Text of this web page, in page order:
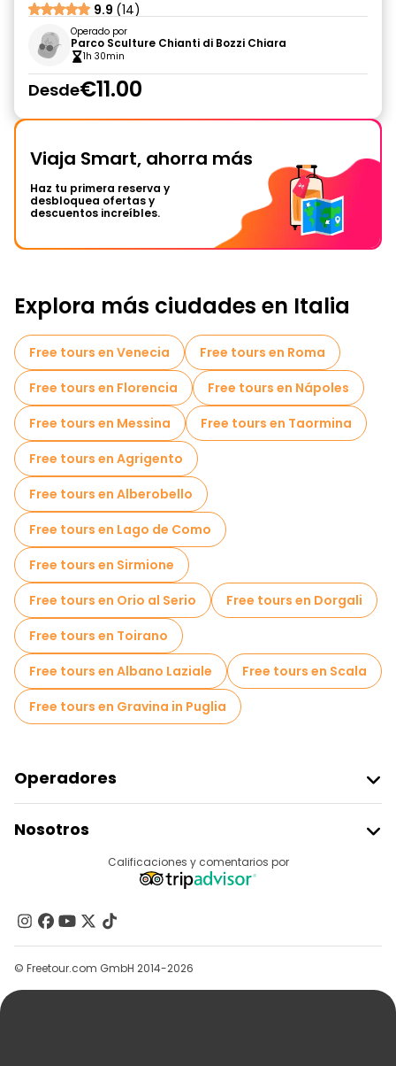
9.9 (14)
Operado por
Parco Sculture Chianti di Bozzi Chiara
1h 30min
Desde€11.00
Viaja Smart, ahorra más
Haz tu primera reserva y
desbloquea ofertas y
descuentos increíbles.
Explora más ciudades en Italia
Free tours en Venecia
Free tours en Roma
Free tours en Florencia
Free tours en Nápoles
Free tours en Messina
Free tours en Taormina
Free tours en Agrigento
Free tours en Alberobello
Free tours en Lago de Como
Free tours en Sirmione
Free tours en Orio al Serio
Free tours en Dorgali
Free tours en Toirano
Free tours en Albano Laziale
Free tours en Scala
Free tours en Gravina in Puglia
Operadores
Acceder Como Proveedor
Programa De Afiliados
Nosotros
Contacto
Grupos
Ayuda
Calificaciones y comentarios por
© Freetour.com GmbH 2014-2026